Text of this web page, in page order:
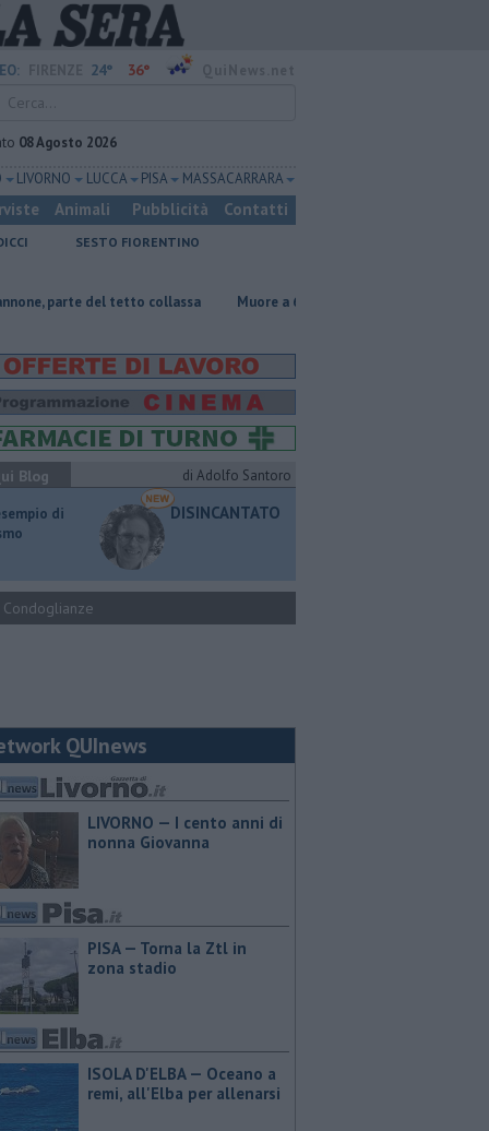
24° 36°
08 Agosto 2026
LIVORNO LUCCA PISA MASSA CARRARA
Animali Pubblicità Contatti
SESTO FIORENTINO
tetto collassa Muore a 61 anni in un incidente sul lavoro
Blog di Adolfo Santoro
di
DISINCANTATO
Condoglianze
QUInews
LIVORNO — I cento anni di
nonna Giovanna
PISA — Torna la Ztl in
zona stadio
ISOLA D'ELBA — Oceano a
remi, all'Elba per allenarsi